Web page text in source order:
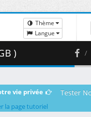
Thème
Langue
)
vie privée Tester
la page tutoriel